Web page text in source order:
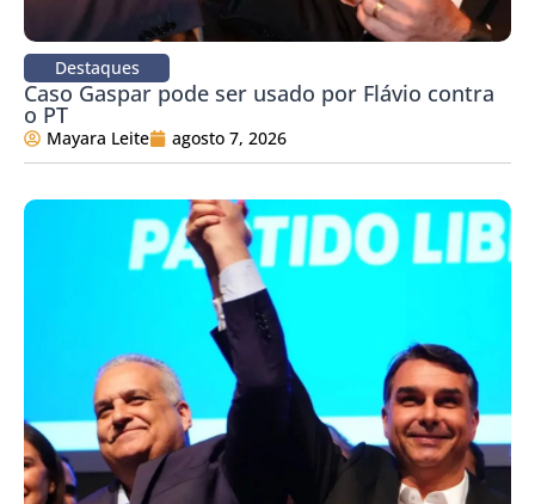
Destaques
Caso Gaspar pode ser usado por Flávio contra
o PT
Mayara Leite agosto 7, 2026